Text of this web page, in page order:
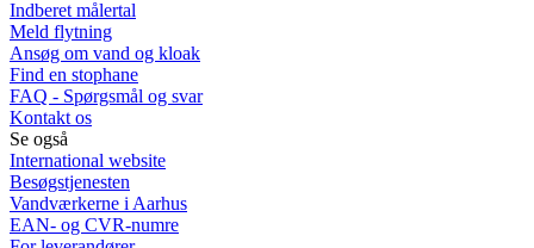
Indberet målertal
Meld flytning
Ansøg om vand og kloak
Find en stophane
FAQ - Spørgsmål og svar
Kontakt os
Se også
International website
Besøgstjenesten
Vandværkerne i Aarhus
EAN- og CVR-numre